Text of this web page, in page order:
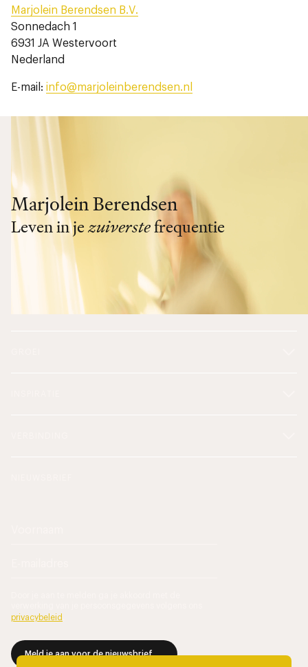
Marjolein Berendsen B.V.
Sonnedach 1
6931 JA Westervoort
Nederland
E-mail: info@marjoleinberendsen.nl
Marjolein Berendsen
Leven in jezuiverstefrequentie
privacybeleid
Meld je aan voor de nieuwsbrief